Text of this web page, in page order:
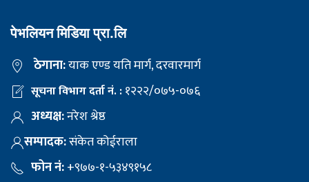
पेभलियन मिडिया प्रा.लि
ठेगाना:याक एण्ड यति मार्ग, दरवारमार्ग
सूचना विभाग दर्ता नं. :१२२२/०७५-०७६
अध्यक्ष:नरेश श्रेष्ठ
सम्पादक:संकेत कोईराला
फोन नं:+९७७-१-५३४९१५८